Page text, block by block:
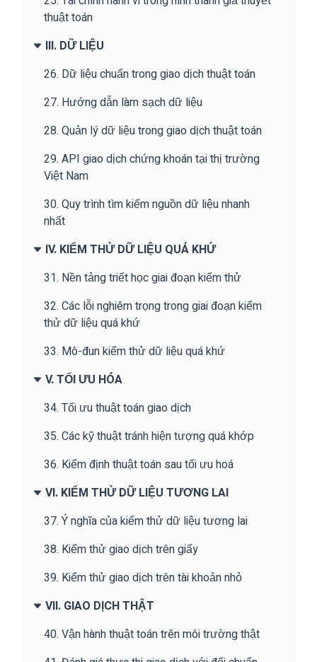
thuật toán
III. DỮ LIỆU
26. Dữ liệu chuẩn trong giao dịch thuật toán
27. Hướng dẫn làm sạch dữ liệu
28. Quản lý dữ liệu trong giao dịch thuật toán
29. API giao dịch chứng khoán tại thị trường
Việt Nam
30. Quy trình tìm kiếm nguồn dữ liệu nhanh
nhất
IV. KIỂM THỬ DỮ LIỆU QUÁ KHỨ
31. Nền tảng triết học giai đoạn kiểm thử
32. Các lỗi nghiêm trọng trong giai đoạn kiểm
thử dữ liệu quá khứ
33. Mô-đun kiểm thử dữ liệu quá khứ
V. TỐI ƯU HÓA
34. Tối ưu thuật toán giao dịch
35. Các kỹ thuật tránh hiện tượng quá khớp
36. Kiểm định thuật toán sau tối ưu hoá
VI. KIỂM THỬ DỮ LIỆU TƯƠNG LAI
37. Ý nghĩa của kiểm thử dữ liệu tương lai
38. Kiểm thử giao dịch trên giấy
39. Kiểm thử giao dịch trên tài khoản nhỏ
VII. GIAO DỊCH THẬT
40. Vận hành thuật toán trên môi trường thật